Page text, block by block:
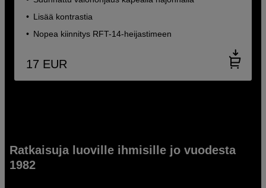
Lisää kontrastia
Nopea kiinnitys RFT-14-heijastimeen
17 EUR
Ratkaisuja luoville ihmisille jo vuodesta
1982